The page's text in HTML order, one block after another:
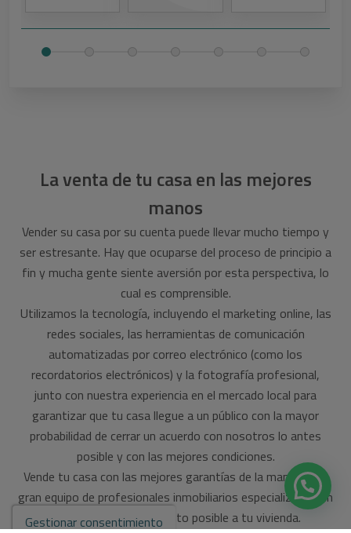
La venta de tu casa en las mejores
manos
Vender su casa por su cuenta puede llevar mucho tiempo y
ser estresante. Hay que ocuparse del proceso de principio a
fin y mucha gente siente aversión por esta perspectiva, lo
cual es comprensible.
Utilizamos la tecnología, incluyendo el marketing online, las
redes sociales, las herramientas de comunicación
automatizadas por correo electrónico (como los
recordatorios electrónicos) y la fotografía profesional,
junto con nuestra experiencia en el mercado local para
garantizar que tu casa llegue a un público con la mayor
probabilidad de cerrar un acuerdo con nosotros lo antes
posible y con las mejores condiciones.
Vende tu casa con las mejores garantías de la mano de un
gran equipo de profesionales inmobiliarios especializados en
sacar el mejor rendimiento posible a tu vivienda.
Gestionar consentimiento